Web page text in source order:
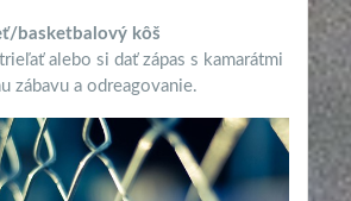
basketbalový kôš
alebo si dať zápas s kamarátmi
zábavu a odreagovanie.